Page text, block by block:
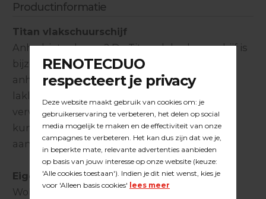
Productinformatie
Titan vlakschuurschijf
Anhydriet schuren? De Titan vlakschuurschijf is
bijzonder geschikt voor het schuren van
anhydrietvloeren en verwijderen van dek- en
laklagen op cementdekvloeren als ook
verwijderen van tegellijm. Deze losse schijven
kunnen ter vervanging op de Duoline
aandrijfschijf (23.15.037) geplaatst worden.
Eigenschappen Titan
Wolfraamcarbide is een keramische stof, die